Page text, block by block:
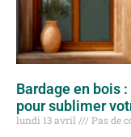
Bardage en bois
pour sublimer
lundi 13 avril
Pas de